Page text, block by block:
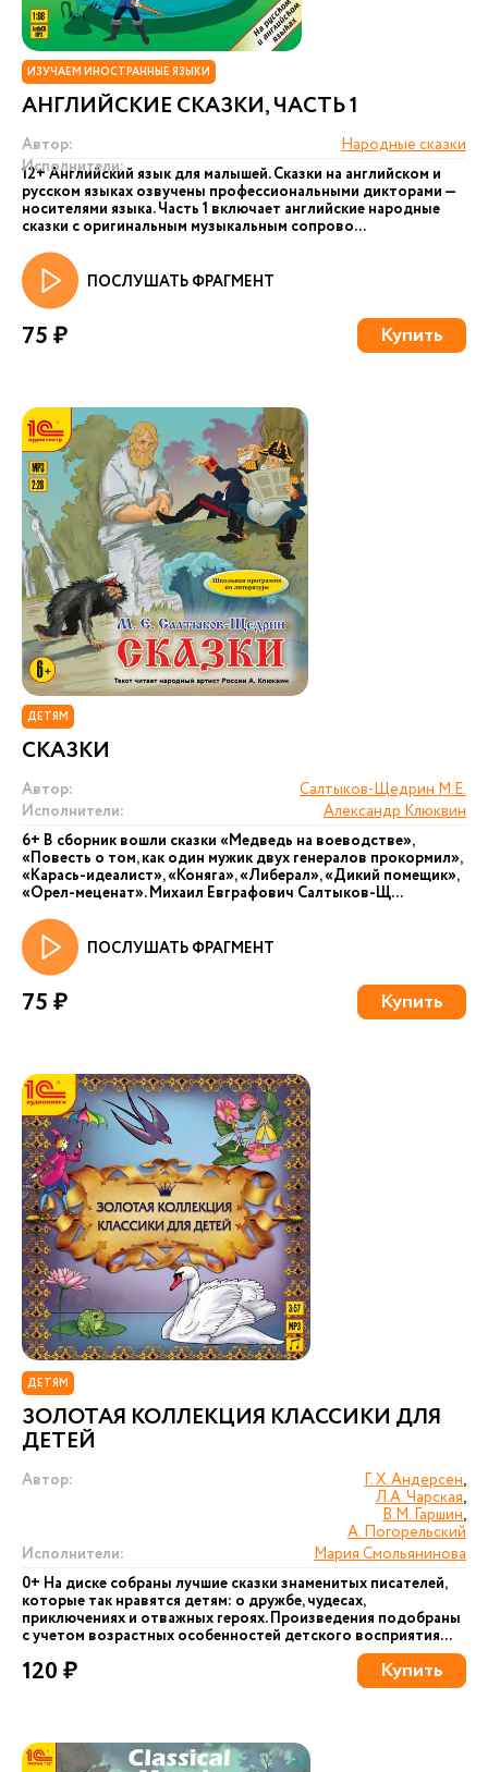
ИЗУЧАЕМ ИНОСТРАННЫЕ ЯЗЫКИ
АНГЛИЙСКИЕ СКАЗКИ, ЧАСТЬ 1
Автор:
Народные сказки
Исполнители:
12+ Английский язык для малышей. Сказки на английском и
русском языках озвучены профессиональными дикторами —
носителями языка. Часть 1 включает английские народные
сказки с оригинальным музыкальным сопрово...
ПОСЛУШАТЬ ФРАГМЕНТ
75 ₽ Купить
ДЕТЯМ
СКАЗКИ
Автор:
Салтыков-Щедрин М.Е.
Исполнители:
Александр Клюквин
6+ В сборник вошли сказки «Медведь на воеводстве»,
«Повесть о том, как один мужик двух генералов прокормил»,
«Карась-идеалист», «Коняга», «Либерал», «Дикий помещик»,
«Орел-меценат». Михаил Евграфович Салтыков-Щ...
ПОСЛУШАТЬ ФРАГМЕНТ
75 ₽ Купить
ДЕТЯМ
ЗОЛОТАЯ КОЛЛЕКЦИЯ КЛАССИКИ ДЛЯ
ДЕТЕЙ
Автор: Г. Х. Андерсен,
Л.А. Чарская,
В.М. Гаршин,
А. Погорельский
Исполнители:
Мария Смольянинова
0+ На диске собраны лучшие сказки знаменитых писателей,
которые так нравятся детям: о дружбе, чудесах,
приключениях и отважных героях. Произведения подобраны
с учетом возрастных особенностей детского восприятия...
120 ₽ Купить